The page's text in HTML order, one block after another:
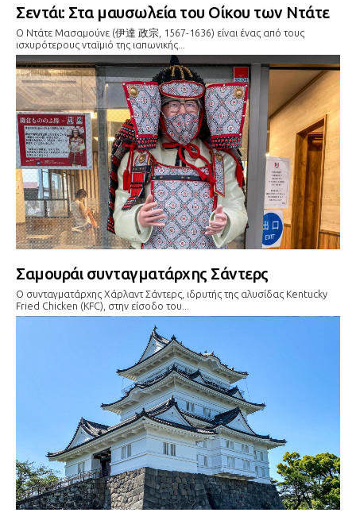
Σεντάι: Στα μαυσωλεία του Οίκου των Ντάτε
Ο Ντάτε Μασαμούνε (伊達 政宗, 1567-1636) είναι ένας από τους
ισχυρότερους νταϊμιό της ιαπωνικής...
Σαμουράι συνταγματάρχης Σάντερς
Ο συνταγματάρχης Χάρλαντ Σάντερς, ιδρυτής της αλυσίδας Kentucky
Fried Chicken (KFC), στην είσοδο του...